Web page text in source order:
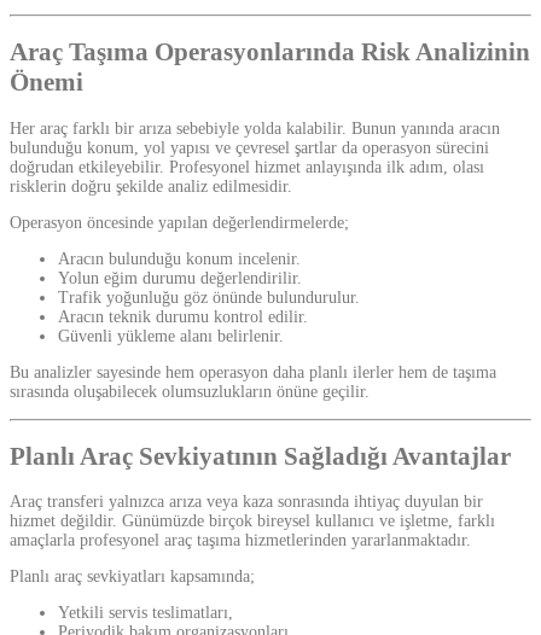
Araç Taşıma Operasyonlarında Risk Analizinin
Önemi
Her araç farklı bir arıza sebebiyle yolda kalabilir. Bunun yanında aracın
bulunduğu konum, yol yapısı ve çevresel şartlar da operasyon sürecini
doğrudan etkileyebilir. Profesyonel hizmet anlayışında ilk adım, olası
risklerin doğru şekilde analiz edilmesidir.
Operasyon öncesinde yapılan değerlendirmelerde;
Aracın bulunduğu konum incelenir.
Yolun eğim durumu değerlendirilir.
Trafik yoğunluğu göz önünde bulundurulur.
Aracın teknik durumu kontrol edilir.
Güvenli yükleme alanı belirlenir.
Bu analizler sayesinde hem operasyon daha planlı ilerler hem de taşıma
sırasında oluşabilecek olumsuzlukların önüne geçilir.
Planlı Araç Sevkiyatının Sağladığı Avantajlar
Araç transferi yalnızca arıza veya kaza sonrasında ihtiyaç duyulan bir
hizmet değildir. Günümüzde birçok bireysel kullanıcı ve işletme, farklı
amaçlarla profesyonel araç taşıma hizmetlerinden yararlanmaktadır.
Planlı araç sevkiyatları kapsamında;
Yetkili servis teslimatları,